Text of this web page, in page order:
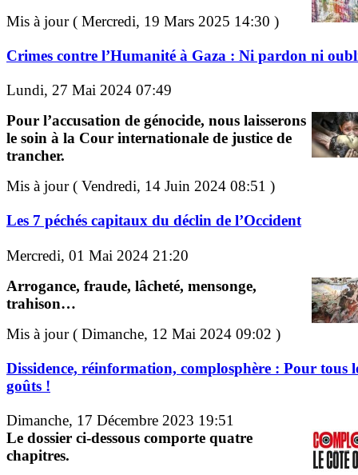
Mis à jour ( Mercredi, 19 Mars 2025 14:30 )
Crimes contre l’Humanité à Gaza : Ni pardon ni
Lundi, 27 Mai 2024 07:49
Pour l’accusation de génocide, nous laisserons
le soin à la Cour internationale de justice de
trancher.
Mis à jour ( Vendredi, 14 Juin 2024 08:51 )
Les 7 péchés capitaux du déclin de l’Occident
Mercredi, 01 Mai 2024 21:20
Arrogance, fraude, lâcheté, mensonge,
trahison…
Mis à jour ( Dimanche, 12 Mai 2024 09:02 )
Dissidence, réinformation, complosphère : Pour tous
goûts !
Dimanche, 17 Décembre 2023 19:51
Le dossier ci-dessous comporte quatre
chapitres.